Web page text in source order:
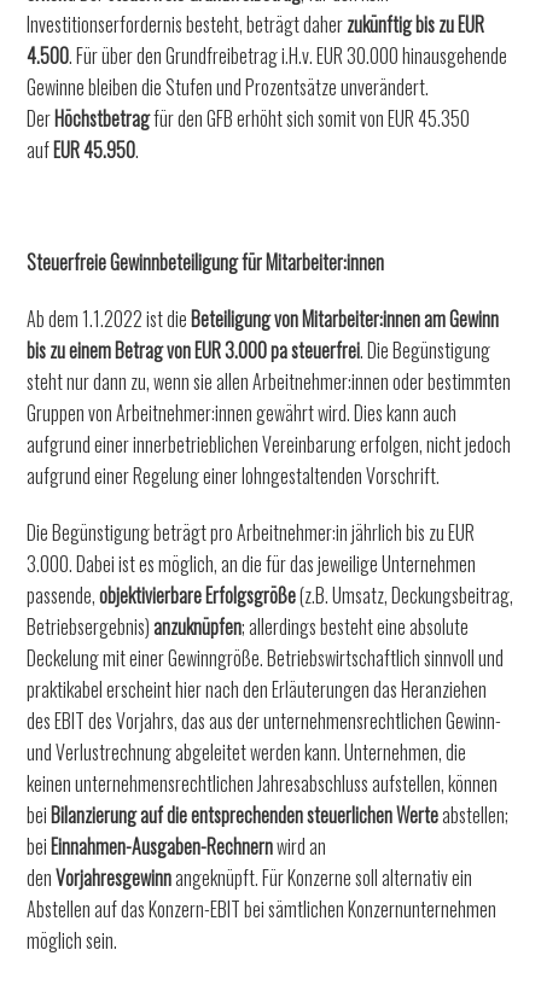
Investitionserfordernis besteht, beträgt daherzukünftig bis zu EUR
4.500. Für über den Grundfreibetrag i.H.v. EUR 30.000 hinausgehende
Gewinne bleiben die Stufen und Prozentsätze unverändert.
DerHöchstbetragfür den GFB erhöht sich somit von EUR 45.350
aufEUR 45.950.
Steuerfreie Gewinnbeteiligung für Mitarbeiter:innen
Ab dem 1.1.2022 ist dieBeteiligung von Mitarbeiter:innen am Gewinn
bis zu einem Betrag von EUR 3.000 pa steuerfrei. Die Begünstigung
steht nur dann zu, wenn sie allen Arbeitnehmer:innen oder bestimmten
Gruppen von Arbeitnehmer:innen gewährt wird. Dies kann auch
aufgrund einer innerbetrieblichen Vereinbarung erfolgen, nicht jedoch
aufgrund einer Regelung einer lohngestaltenden Vorschrift.
Die Begünstigung beträgt pro Arbeitnehmer:in jährlich bis zu EUR
3.000. Dabei ist es möglich, an die für das jeweilige Unternehmen
passende,objektivierbare Erfolgsgröße(z.B. Umsatz, Deckungsbeitrag,
Betriebsergebnis)anzuknüpfen; allerdings besteht eine absolute
Deckelung mit einer Gewinngröße. Betriebswirtschaftlich sinnvoll und
praktikabel erscheint hier nach den Erläuterungen das Heranziehen
des EBIT des Vorjahrs, das aus der unternehmensrechtlichen Gewinn-
und Verlustrechnung abgeleitet werden kann. Unternehmen, die
keinen unternehmensrechtlichen Jahresabschluss aufstellen, können
beiBilanzierung auf die entsprechenden steuerlichen Werteabstellen;
beiEinnahmen-Ausgaben-Rechnernwird an
denVorjahresgewinnangeknüpft. Für Konzerne soll alternativ ein
Abstellen auf das Konzern-EBIT bei sämtlichen Konzernunternehmen
möglich sein.